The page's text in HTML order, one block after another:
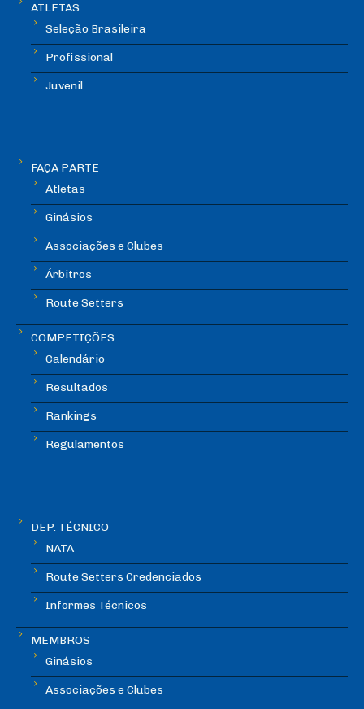
ATLETAS
Seleção Brasileira
Profissional
Juvenil
FAÇA PARTE
Atletas
Ginásios
Associações e Clubes
Árbitros
Route Setters
COMPETIÇÕES
Calendário
Resultados
Rankings
Regulamentos
DEP. TÉCNICO
NATA
Route Setters Credenciados
Informes Técnicos
MEMBROS
Ginásios
Associações e Clubes